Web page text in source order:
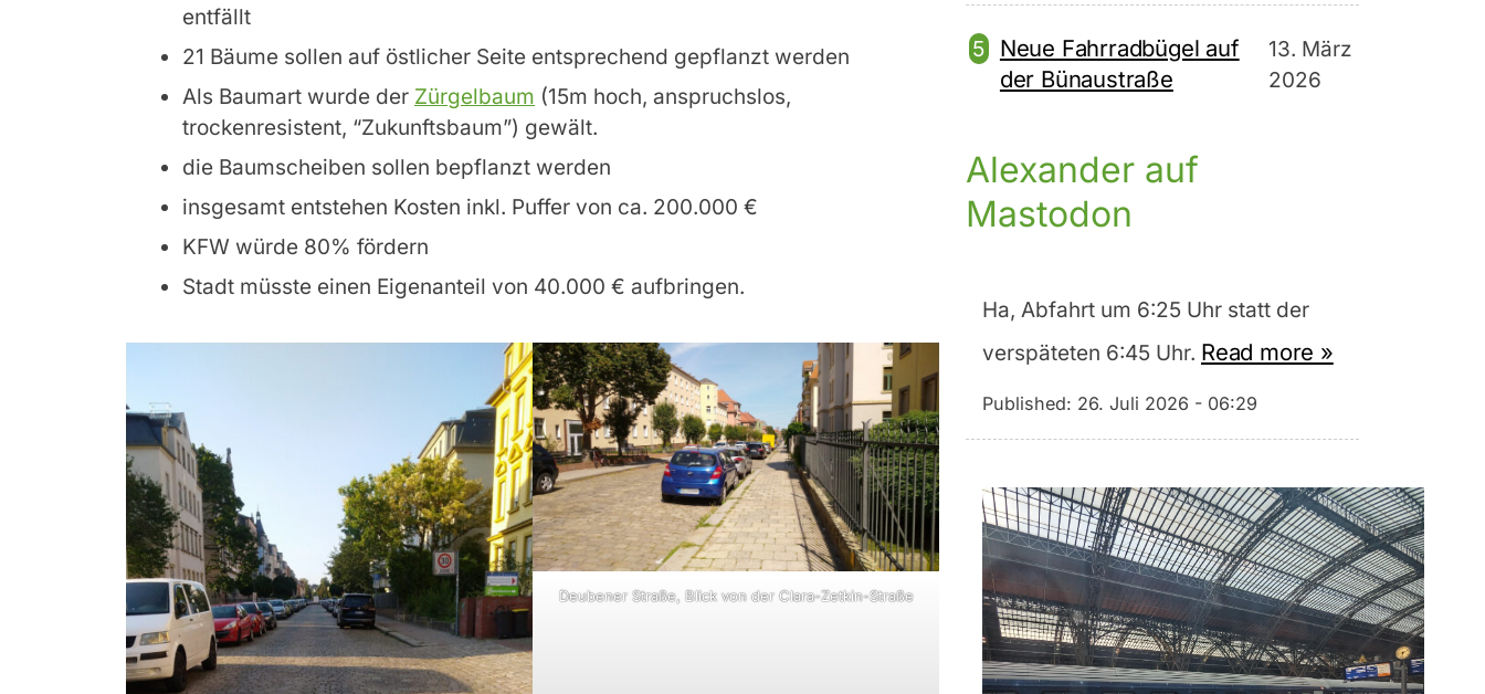
entfällt
21 Bäume sollen auf östlicher Seite entsprechend gepflanzt werden
Als Baumart wurde der Zürgelbaum (15m hoch, anspruchslos,
trockenresistent, “Zukunftsbaum”) gewält.
die Baumscheiben sollen bepflanzt werden
insgesamt entstehen Kosten inkl. Puffer von ca. 200.000 €
KFW würde 80% fördern
Stadt müsste einen Eigenanteil von 40.000 € aufbringen.
Deubener Straße, Blick von der Clara-Zetkin-Straße
Neue Fahrradbügel auf
der Bünaustraße
13. März
2026
Alexander auf
Mastodon
Ha, Abfahrt um 6:25 Uhr statt der
verspäteten 6:45 Uhr. Read more »
Published: 26. Juli 2026 - 06:29